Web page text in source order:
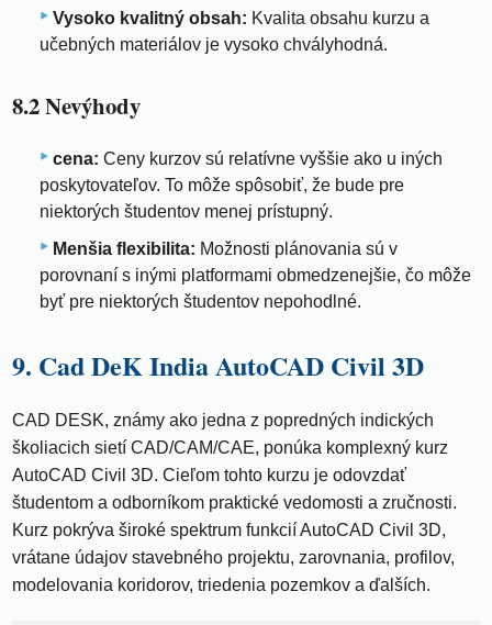
Vysoko kvalitný obsah: Kvalita obsahu kurzu a
učebných materiálov je vysoko chvályhodná.
8.2 Nevýhody
cena: Ceny kurzov sú relatívne vyššie ako u iných
poskytovateľov. To môže spôsobiť, že bude pre
niektorých študentov menej prístupný.
Menšia flexibilita: Možnosti plánovania sú v
porovnaní s inými platformami obmedzenejšie, čo môže
byť pre niektorých študentov nepohodlné.
9. Cad DeK India AutoCAD Civil 3D
CAD DESK, známy ako jedna z popredných indických
školiacich sietí CAD/CAM/CAE, ponúka komplexný kurz
AutoCAD Civil 3D. Cieľom tohto kurzu je odovzdať
študentom a odborníkom praktické vedomosti a zručnosti.
Kurz pokrýva široké spektrum funkcií AutoCAD Civil 3D,
vrátane údajov stavebného projektu, zarovnania, profilov,
modelovania koridorov, triedenia pozemkov a ďalších.